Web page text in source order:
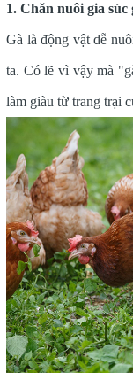
1. Chăn nuôi gia
Gà là động vật dễ
ta. Có lẽ vì vậy mà
làm giàu từ trang trại